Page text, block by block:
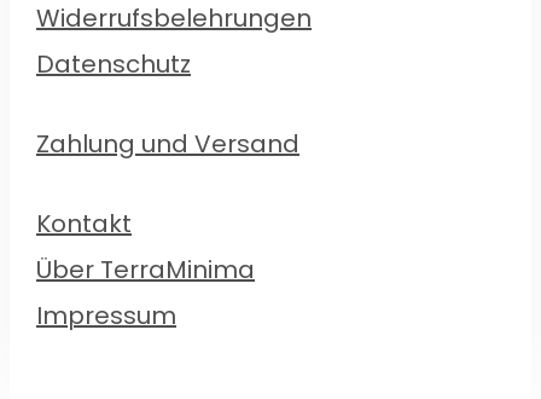
Widerrufsbelehrungen
Datenschutz
Zahlung und Versand
Kontakt
Über TerraMinima
Impressum